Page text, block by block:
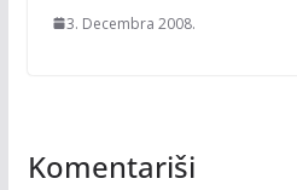
3. Decembra 2008.
Komentariši